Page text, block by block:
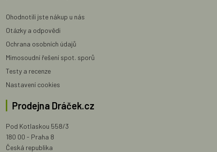
Ohodnotili jste nákup u nás
Otázky a odpovědi
Ochrana osobních údajů
Mimosoudní řešení spot. sporů
Testy a recenze
Nastavení cookies
Prodejna Dráček.cz
Pod Kotlaskou 558/3
180 00 - Praha 8
Česká republika